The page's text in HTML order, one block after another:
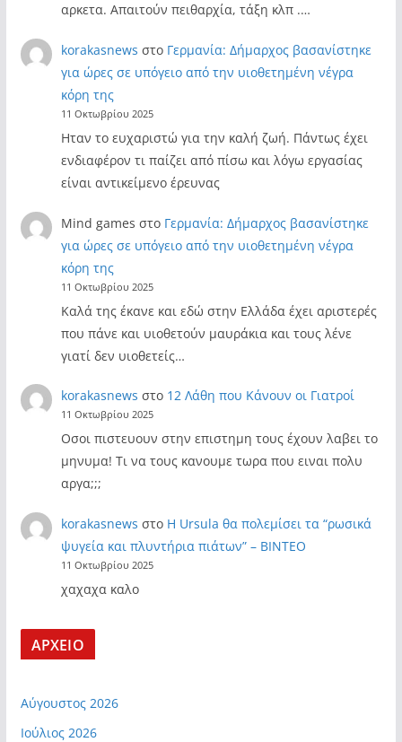
αρκετα. Απαιτούν πειθαρχία, τάξη κλπ .…
korakasnews στο Γερμανία: Δήμαρχος βασανίστηκε
για ώρες σε υπόγειο από την υιοθετημένη νέγρα
κόρη της
11 Οκτωβρίου 2025
Ηταν το ευχαριστώ για την καλή ζωή. Πάντως έχει
ενδιαφέρον τι παίζει από πίσω και λόγω εργασίας
είναι αντικείμενο έρευνας
Mind games στο Γερμανία: Δήμαρχος βασανίστηκε
για ώρες σε υπόγειο από την υιοθετημένη νέγρα
κόρη της
11 Οκτωβρίου 2025
Καλά της έκανε και εδώ στην Ελλάδα έχει αριστερές
που πάνε και υιοθετούν μαυράκια και τους λένε
γιατί δεν υιοθετείς…
korakasnews στο 12 Λάθη που Κάνουν οι Γιατροί
11 Οκτωβρίου 2025
Οσοι πιστευουν στην επιστημη τους έχουν λαβει το
μηνυμα! Τι να τους κανουμε τωρα που ειναι πολυ
αργα;;;
korakasnews στο Η Ursula θα πολεμίσει τα “ρωσικά
ψυγεία και πλυντήρια πιάτων” – ΒΙΝΤΕΟ
11 Οκτωβρίου 2025
χαχαχα καλο
ΑΡΧΕΙΟ
Αύγουστος 2026
Ιούλιος 2026